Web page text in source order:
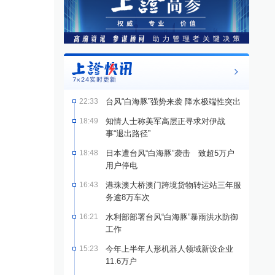
22:33 台风“白海豚”强势来袭 降水极端性突出
18:49
知情人士称美军高层正寻求对伊战
事“退出路径”
18:48
日本遭台风“白海豚”袭击 致超5万户
用户停电
16:43
港珠澳大桥澳门跨境货物转运站三年服
务逾8万车次
16:21
水利部部署台风“白海豚”暴雨洪水防御
工作
15:23
今年上半年人形机器人领域新设企业
11.6万户